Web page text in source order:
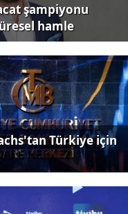
şampiyonu
hamle
Türkiye için